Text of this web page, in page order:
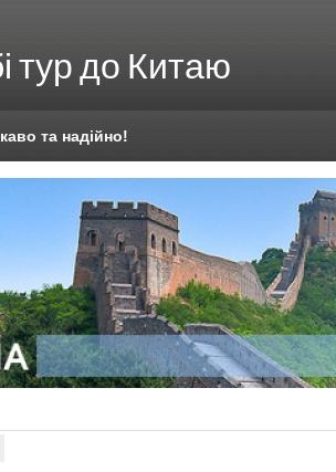
тур до Китаю
та надійно!